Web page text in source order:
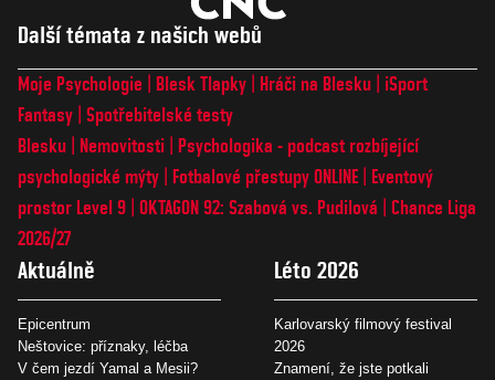
Další témata z našich webů
Moje Psychologie Blesk Tlapky Hráči na Blesku
iSport
Fantasy Spotřebitelské testy
Blesku
Nemovitosti
Psychologika - podcast rozbíjející
psychologické mýty
Fotbalové přestupy ONLINE
Eventový
prostor Level 9 OKTAGON 92: Szabová vs. Pudilová
Chance Liga
2026/27
Aktuálně
Epicentrum
Neštovice: příznaky, léčba
V čem jezdí Yamal a Mesii?
Léto 2026
Karlovarský filmový festival
2026
Znamení, že jste potkali